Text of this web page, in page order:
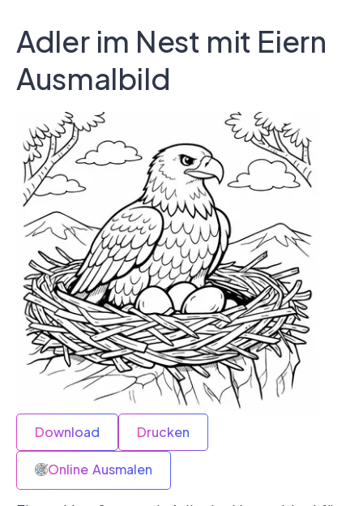
Adler im Nest mit Eiern
Ausmalbild
Download Drucken
Online Ausmalen